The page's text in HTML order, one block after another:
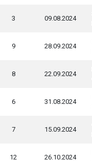
3 09.08.2024
9 28.09.2024
8 22.09.2024
6 31.08.2024
7 15.09.2024
12 26.10.2024